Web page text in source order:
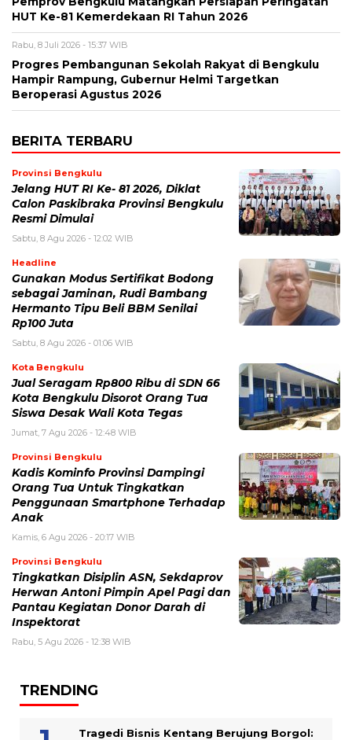
HUT Ke-81 Kemerdekaan RI Tahun 2026
Rabu, 8 Juli 2026 - 15:37 WIB
Progres Pembangunan Sekolah Rakyat di Bengkulu
Hampir Rampung, Gubernur Helmi Targetkan
Beroperasi Agustus 2026
BERITA TERBARU
Provinsi Bengkulu
Jelang HUT RI Ke- 81 2026, Diklat
Calon Paskibraka Provinsi Bengkulu
Resmi Dimulai
Sabtu, 8 Agu 2026 - 12:02 WIB
Headline
Gunakan Modus Sertifikat Bodong
sebagai Jaminan, Rudi Bambang
Hermanto Tipu Beli BBM Senilai
Rp100 Juta
Sabtu, 8 Agu 2026 - 01:06 WIB
Kota Bengkulu
Jual Seragam Rp800 Ribu di SDN 66
Kota Bengkulu Disorot Orang Tua
Siswa Desak Wali Kota Tegas
Jumat, 7 Agu 2026 - 12:48 WIB
Provinsi Bengkulu
Kadis Kominfo Provinsi Dampingi
Orang Tua Untuk Tingkatkan
Penggunaan Smartphone Terhadap
Anak
Kamis, 6 Agu 2026 - 20:17 WIB
Provinsi Bengkulu
Tingkatkan Disiplin ASN, Sekdaprov
Herwan Antoni Pimpin Apel Pagi dan
Pantau Kegiatan Donor Darah di
Inspektorat
Rabu, 5 Agu 2026 - 12:38 WIB
TRENDING
Tragedi Bisnis Kentang Berujung Borgol: